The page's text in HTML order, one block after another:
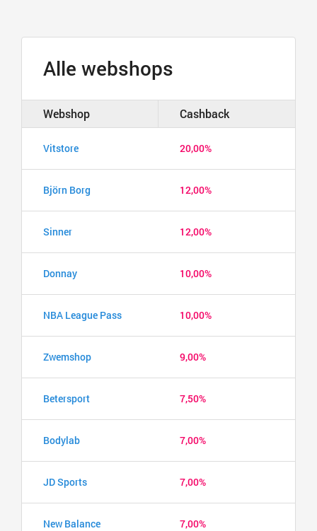
Alle webshops
Webshop Cashback
Vitstore 20,00%
Björn Borg 12,00%
Sinner 12,00%
Donnay 10,00%
NBA League Pass 10,00%
Zwemshop 9,00%
Betersport 7,50%
Bodylab 7,00%
JD Sports 7,00%
New Balance 7,00%